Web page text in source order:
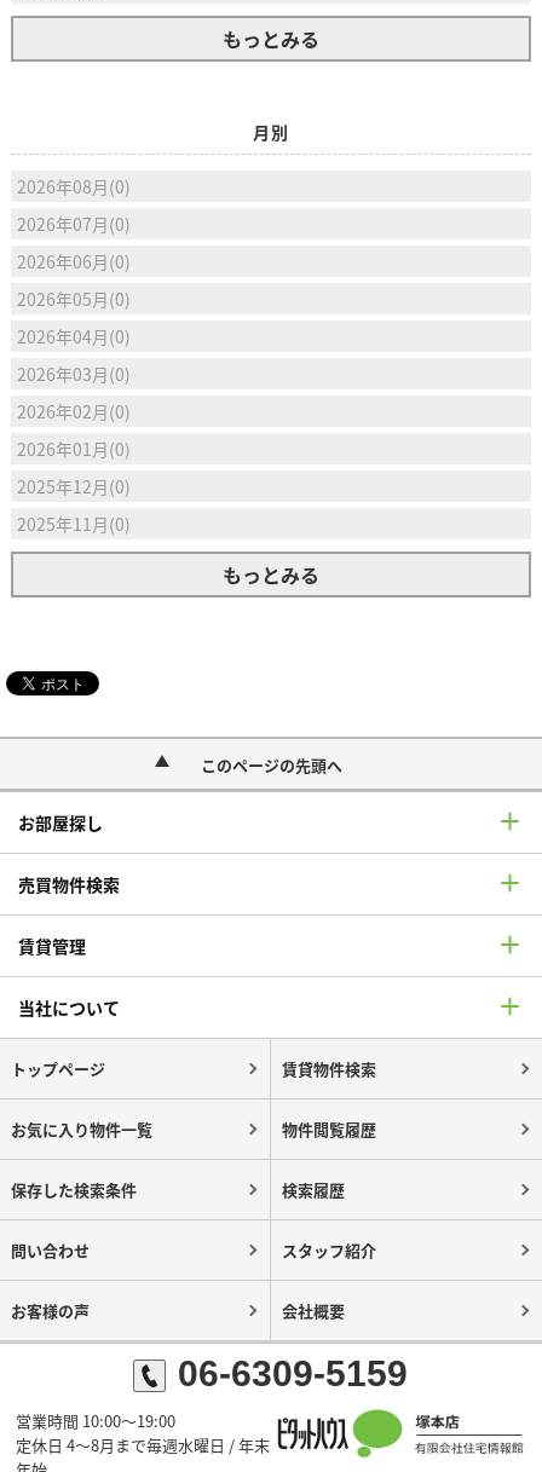
もっとみる
月別
2026年08月(0)
2026年07月(0)
2026年06月(0)
2026年05月(0)
2026年04月(0)
2026年03月(0)
2026年02月(0)
2026年01月(0)
2025年12月(0)
2025年11月(0)
もっとみる
このページの先頭へ
お部屋探し
売買物件検索
賃貸管理
当社について
トップページ 賃貸物件検索
お気に入り物件一覧 物件閲覧履歴
保存した検索条件 検索履歴
問い合わせ スタッフ紹介
お客様の声 会社概要
06-6309-5159
営業時間 10:00～19:00
定休日 4～8月まで毎週水曜日 / 年末